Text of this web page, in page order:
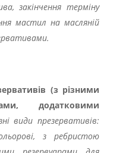
закінчення терміну
мастил на масляній
(з різними
додатковими
види презервативів:
з ребристою